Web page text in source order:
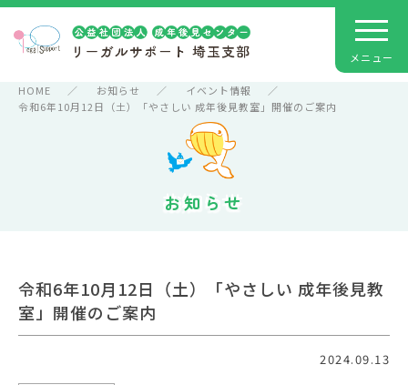
お知らせ
HOME お知らせ
イベント情報
令和6年10月12日（土）「やさしい 成年後見教室」開催のご案内
令和6年10月12日（土）「やさしい 成年後見教
室」開催のご案内
2024.09.13